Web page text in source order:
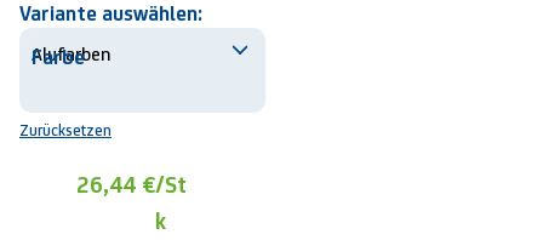
Variante auswählen:
Farbe
Zurücksetzen
26,44 €/St
k